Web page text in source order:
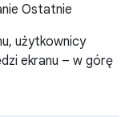
Ostatnie
użytkownicy
ekranu – w górę